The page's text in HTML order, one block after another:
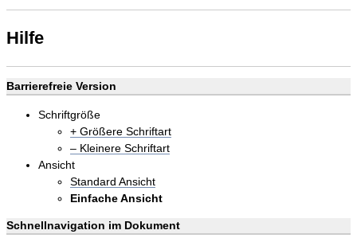
Hilfe
Barrierefreie Version
Schriftgröße
+ Größere Schriftart
– Kleinere Schriftart
Ansicht
Standard Ansicht
Einfache Ansicht
Schnellnavigation im Dokument